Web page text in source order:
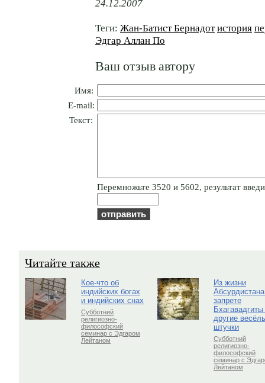
24.12.2007
Теги: Жан-Батист Бернадот история
Эдгар Аллан По
Ваш отзыв автору
Имя:
E-mail:
Текст:
Пepeмнoжьтe 3520 и 5602, результат
Читайте также
Кое-что об
индийских богах
и индийских снах
Субботний
религиозно-
философский
семинар с Эдгаром
Лейтаном
Из жизни
запрете
Бхагавадгиты
другие
штучки
Субботний
религиозно-
философский
семинар с
Лейтаном